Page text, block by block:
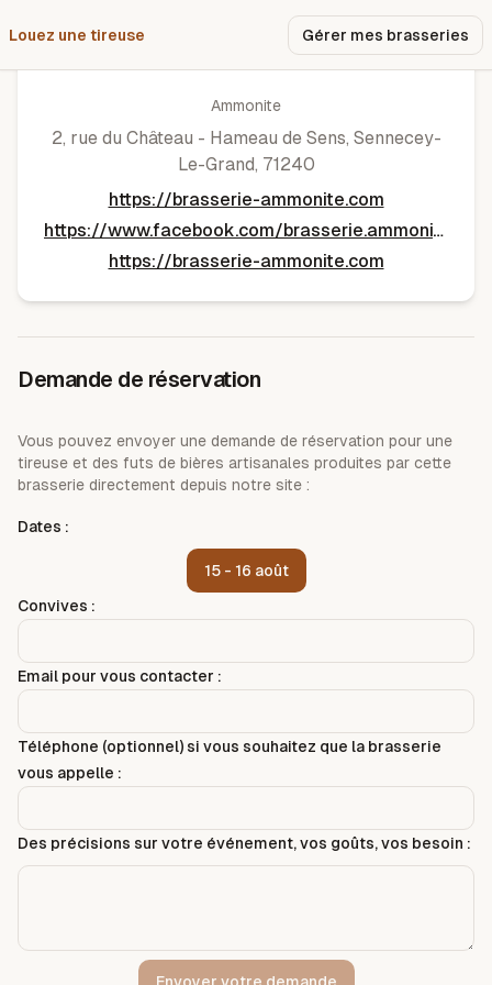
Louez une tireuse Gérer mes brasseries
brasserie ammonite
Ammonite
2, rue du Château - Hameau de Sens, Sennecey-
Le-Grand, 71240
https://brasserie-ammonite.com
https://www.facebook.com/brasserie.ammonite
https://brasserie-ammonite.com
Demande de réservation
Vous pouvez envoyer une demande de réservation pour une
tireuse et des futs de bières artisanales produites par cette
brasserie directement depuis notre site :
Dates :
15 - 16 août
Convives :
Email pour vous contacter :
Téléphone (optionnel) si vous souhaitez que la brasserie
vous appelle :
Des précisions sur votre événement, vos goûts, vos besoin :